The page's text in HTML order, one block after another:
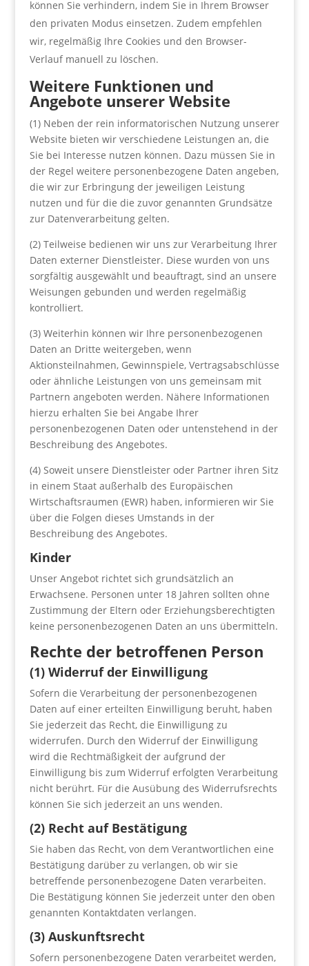
können Sie verhindern, indem Sie in Ihrem Browser
den privaten Modus einsetzen. Zudem empfehlen
wir, regelmäßig Ihre Cookies und den Browser-
Verlauf manuell zu löschen.
Weitere Funktionen und
Angebote unserer Website
(1) Neben der rein informatorischen Nutzung unserer
Website bieten wir verschiedene Leistungen an, die
Sie bei Interesse nutzen können. Dazu müssen Sie in
der Regel weitere personenbezogene Daten angeben,
die wir zur Erbringung der jeweiligen Leistung
nutzen und für die die zuvor genannten Grundsätze
zur Datenverarbeitung gelten.
(2) Teilweise bedienen wir uns zur Verarbeitung Ihrer
Daten externer Dienstleister. Diese wurden von uns
sorgfältig ausgewählt und beauftragt, sind an unsere
Weisungen gebunden und werden regelmäßig
kontrolliert.
(3) Weiterhin können wir Ihre personenbezogenen
Daten an Dritte weitergeben, wenn
Aktionsteilnahmen, Gewinnspiele, Vertragsabschlüsse
oder ähnliche Leistungen von uns gemeinsam mit
Partnern angeboten werden. Nähere Informationen
hierzu erhalten Sie bei Angabe Ihrer
personenbezogenen Daten oder untenstehend in der
Beschreibung des Angebotes.
(4) Soweit unsere Dienstleister oder Partner ihren Sitz
in einem Staat außerhalb des Europäischen
Wirtschaftsraumen (EWR) haben, informieren wir Sie
über die Folgen dieses Umstands in der
Beschreibung des Angebotes.
Kinder
Unser Angebot richtet sich grundsätzlich an
Erwachsene. Personen unter 18 Jahren sollten ohne
Zustimmung der Eltern oder Erziehungsberechtigten
keine personenbezogenen Daten an uns übermitteln.
Rechte der betroffenen Person
(1) Widerruf der Einwilligung
Sofern die Verarbeitung der personenbezogenen
Daten auf einer erteilten Einwilligung beruht, haben
Sie jederzeit das Recht, die Einwilligung zu
widerrufen. Durch den Widerruf der Einwilligung
wird die Rechtmäßigkeit der aufgrund der
Einwilligung bis zum Widerruf erfolgten Verarbeitung
nicht berührt. Für die Ausübung des Widerrufsrechts
können Sie sich jederzeit an uns wenden.
(2) Recht auf Bestätigung
Sie haben das Recht, von dem Verantwortlichen eine
Bestätigung darüber zu verlangen, ob wir sie
betreffende personenbezogene Daten verarbeiten.
Die Bestätigung können Sie jederzeit unter den oben
genannten Kontaktdaten verlangen.
(3) Auskunftsrecht
Sofern personenbezogene Daten verarbeitet werden,